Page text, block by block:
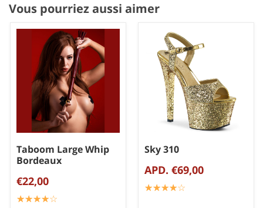
Vous pourriez aussi aimer
Taboom Large Whip
Bordeaux
€22,00
☆☆☆☆☆
★★★★★
Sky 310
APD. €69,00
☆☆☆☆☆
★★★★★